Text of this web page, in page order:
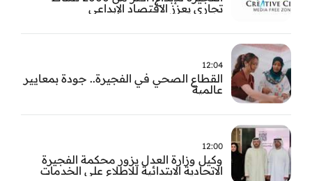
تجاري يعزز الاقتصاد الإبداعي
12:04
القطاع الصحي في الفجيرة.. جودة بمعايير
عالمية
12:00
وكيل وزارة العدل يزور محكمة الفجيرة
الاتحادية الابتدائية للاطلاع على الخدمات